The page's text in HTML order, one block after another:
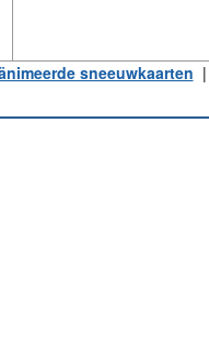
sneeuwkaarten |